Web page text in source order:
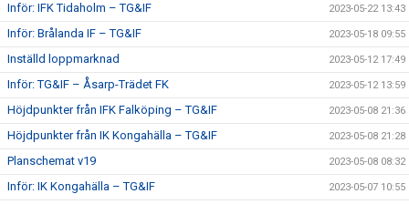
Inför: IFK Tidaholm – TG&IF 2023-05-22 13:43
Inför: Brålanda IF – TG&IF 2023-05-18 09:55
Inställd loppmarknad 2023-05-12 17:49
Inför: TG&IF – Åsarp-Trädet FK 2023-05-12 13:59
Höjdpunkter från IFK Falköping – TG&IF 2023-05-08 21:36
Höjdpunkter från IK Kongahälla – TG&IF 2023-05-08 21:28
Planschemat v19 2023-05-08 08:32
Inför: IK Kongahälla – TG&IF 2023-05-07 10:55